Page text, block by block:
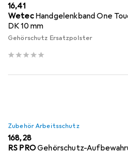
EUR
16,41
Wetec Handgelenkband One
DK 10 mm
Gehörschutz Ersatzpolster
Zubehör Arbeitsschutz
EUR
168,28
RS PROGehörschutz-